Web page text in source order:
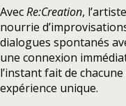
AvecRe:Creation,
nourrie
dialogues spontanés
une connexion
l’instant fait de
expérience unique.